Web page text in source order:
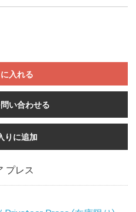
入れる
い合わせる
りに追加
プレス